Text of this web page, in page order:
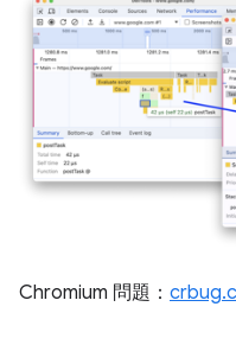
Chromium 問題：